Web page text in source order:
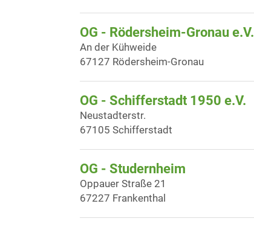
OG - Rödersheim-Gronau e.V.
An der Kühweide
67127 Rödersheim-Gronau
OG - Schifferstadt 1950 e.V.
Neustadterstr.
67105 Schifferstadt
OG - Studernheim
Oppauer Straße 21
67227 Frankenthal